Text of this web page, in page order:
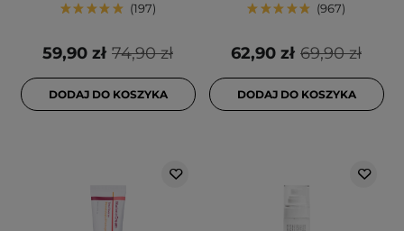
197
74,90 zł
59,90 zł
DODAJ DO KOSZYKA
967
69,90 zł
62,90 zł
DODAJ DO KOSZYKA